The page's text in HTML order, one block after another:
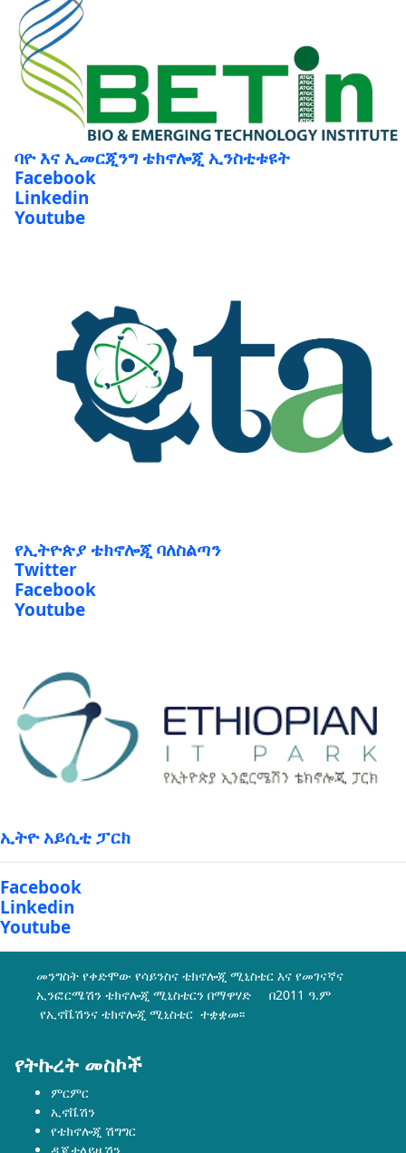
ባዮ እና ኢመርጂንግ ቴክኖሎጂ ኢንስቲቱዩት
Facebook
Linkedin
Youtube
የኢትዮጵያ ቴክኖሎጂ ባለስልጣን
Twitter
Facebook
Youtube
ኢትዮ አይሲቲ ፓርክ
Facebook
Linkedin
Youtube
መንግስት የቀድሞው የሳይንስና ቴክኖሎጂ ሚኒስቴር እና የመገናኛና
ኢንፎርሜሽን ቴክኖሎጂ ሚኒስቴርን በማዋሃድ በ2011 ዓ.ም
የኢኖቬሽንና ቴክኖሎጂ ሚኒስቴር ተቋቋመ፡፡
የትኩረት መስኮች
ምርምር
ኢኖቬሽን
የቴክኖሎጂ ሽግግር